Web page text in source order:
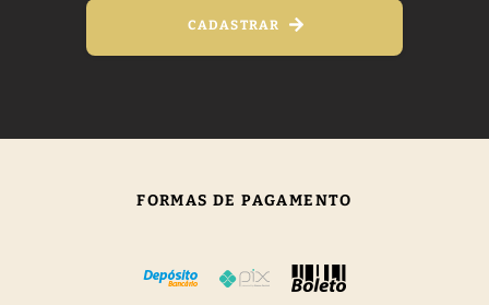
CADASTRAR
FORMAS DE PAGAMENTO